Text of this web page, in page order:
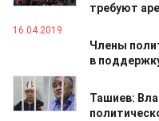
требуют
16.04.2019
Члены
в
09.04.2019
Ташиев: